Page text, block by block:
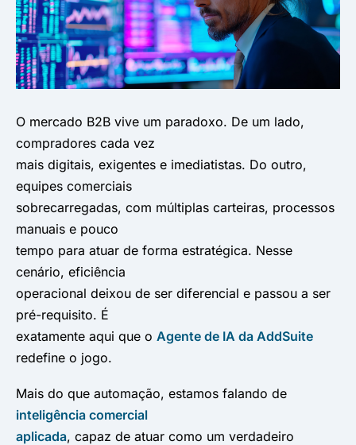
O mercado B2B vive um paradoxo. De um lado,
compradores cada vez
mais digitais, exigentes e imediatistas. Do outro,
equipes comerciais
sobrecarregadas, com múltiplas carteiras, processos
manuais e pouco
tempo para atuar de forma estratégica. Nesse
cenário, eficiência
operacional deixou de ser diferencial e passou a ser
pré-requisito. É
exatamente aqui que o Agente de IA da AddSuite
redefine o jogo.
Mais do que automação, estamos falando de
inteligência comercial
aplicada, capaz de atuar como um verdadeiro